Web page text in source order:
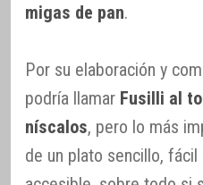
migas de pan.
Por su elaboración y
podría llamar Fusilli al
níscalos, pero lo más
de un plato sencillo, fácil